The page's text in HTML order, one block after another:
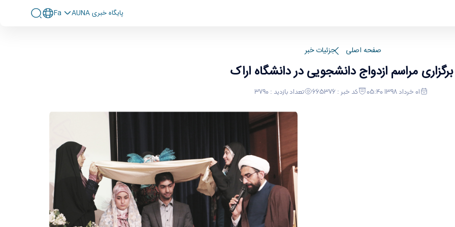
پايگاه خبری AUNA Fa
صفحه اصلی جزئیات خبر
برگزاری مراسم ازدواج دانشجویی در دانشگاه اراک
01 خرداد 1398 05:40 کد خبر : 665376 تعداد بازدید : 3790